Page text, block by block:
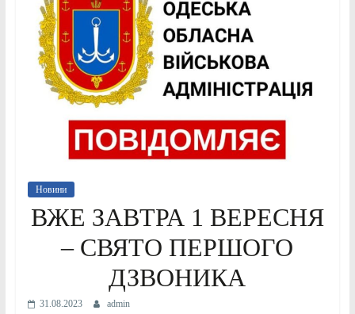
Новини
ВЖЕ ЗАВТРА 1 ВЕРЕСНЯ
– СВЯТО ПЕРШОГО
ДЗВОНИКА
31.08.2023 admin